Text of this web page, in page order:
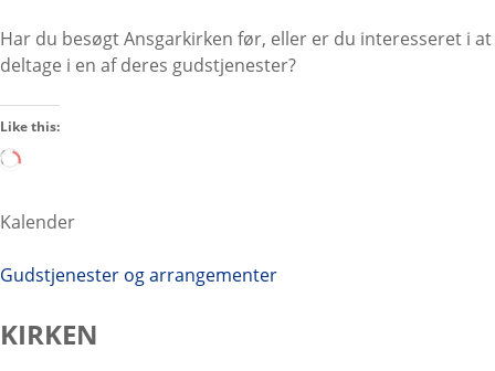
Har du besøgt Ansgarkirken før, eller er du interesseret i at
deltage i en af deres gudstjenester?
Like this:
L
a
i
g
…
Kalender
Gudstjenester og arrangementer
KIRKEN